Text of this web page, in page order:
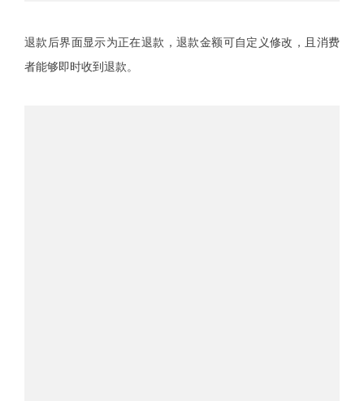
退款后界面显示为正在退款，退款金额可自定义修改，且消费
者能够即时收到退款。